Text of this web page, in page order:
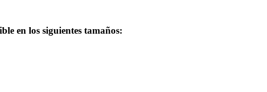
en los siguientes tamaños: